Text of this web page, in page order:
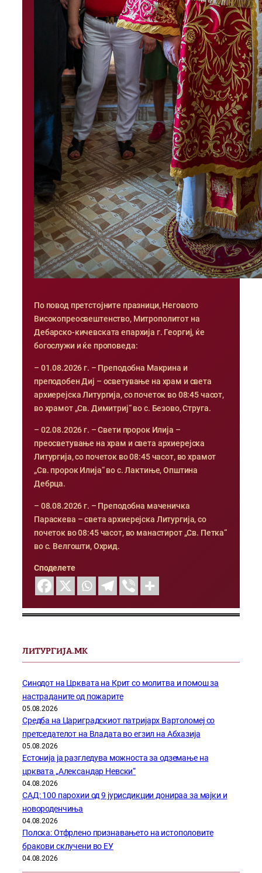
По повод претстојните празници, Неговото
Високопреосвештенство, Митрополитот на
Дебарско-кичевската епархија г. Георгиј, ќе
богослужи и ќе проповеда:
– 01.08.2026 г. – Преподобна Макрина и
преподобен Диј – осветување на храм и света
архиерејска Литургија, со почеток во 08:45 часот,
во храмот „Св. Димитриј“ во с. Безово, Струга.
– 02.08.2026 г. – Свети пророк Илија –
преосветување на храм и света архиерејска
Литургија, со почеток во 08:45 часот, во храмот
„Св. пророк Илија“ во с. Лактиње, Општина
Дебрца.
– 08.08.2026 г. – Преподобна маченичка
Параскева – света архиерејска Литургија, со
почеток во 08:45 часот, во манастирот „Св. Петка“
во с. Велгошти, Охрид.
Споделете
ЛИТУРГИЈА.МК
Синодот на Црквата на Крит со молитва и помош за
настраданите од пожарите
05.08.2026
Средба на Цариградскиот патријарх Вартоломеј со
претседателот на Владата во егзил на Абхазија
05.08.2026
Естонија ја разгледува можноста за одземање на
црквата „Александар Невски“
04.08.2026
САД: 100 парохии од 9 јурисдикции донираа за мајки и
новороденчиња
04.08.2026
Полска: Отфрлено признавањето на истополовите
бракови склучени во ЕУ
04.08.2026